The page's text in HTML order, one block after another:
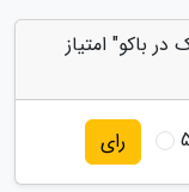
در باکو" امتیاز
رای